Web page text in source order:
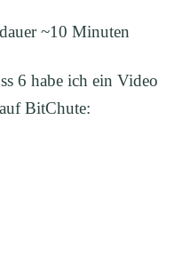
~10 Minuten
6 habe ich ein Video
BitChute: